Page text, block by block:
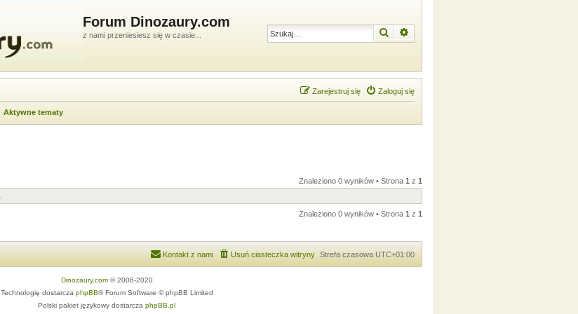
Forum Dinozaury.com
z nami przeniesiesz się w czasie... Szukaj
Zaloguj się
Zarejestruj się
Aktywne tematy
Znaleziono 0 wyników • Strona 1 z 1
Znaleziono 0 wyników • Strona 1 z 1
Strefa czasowa UTC+01:00
Usuń ciasteczka witryny
Kontakt z nami
Dinozaury.com© 2006-2020
Technologię dostarcza phpBB® Forum Software © phpBB Limited
Polski pakiet językowy dostarcza phpBB.pl